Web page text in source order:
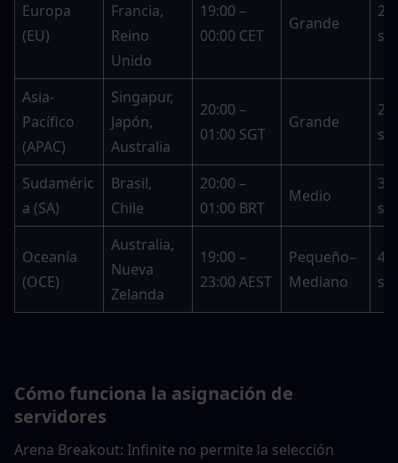
Europa
(EU)
Francia,
Reino
Unido
19:00 –
00:00 CET
Grande
Asia-
Pacífico
(APAC)
Singapur,
Japón,
Australia
20:00 –
01:00 SGT
Grande
Sudaméric
a (SA)
Brasil,
Chile
20:00 –
01:00 BRT
Medio
Oceanía
(OCE)
Australia,
Nueva
Zelanda
19:00 –
23:00 AEST
Pequeño–
Mediano
Cómo funciona la asignación de
servidores
Arena Breakout: Infinite no permite la selección